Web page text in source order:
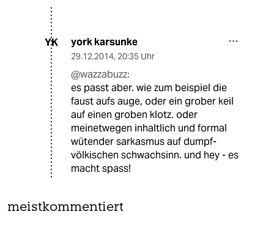
YK york karsunke
29.12.2014, 20:35 Uhr
@wazzabuzz:
es passt aber. wie zum beispiel die
faust aufs auge, oder ein grober keil
auf einen groben klotz. oder
meinetwegen inhaltlich und formal
wütender sarkasmus auf dumpf-
völkischen schwachsinn. und hey - es
macht spass!
meistkommentiert